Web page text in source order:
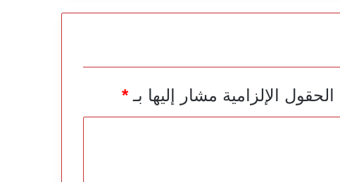
الحقول الإلزامية مشار إليها بـ*